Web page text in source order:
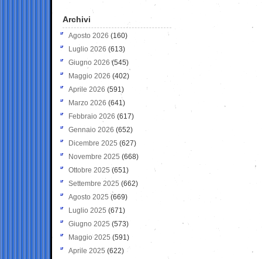
Archivi
Agosto 2026 (160)
Luglio 2026 (613)
Giugno 2026 (545)
Maggio 2026 (402)
Aprile 2026 (591)
Marzo 2026 (641)
Febbraio 2026 (617)
Gennaio 2026 (652)
Dicembre 2025 (627)
Novembre 2025 (668)
Ottobre 2025 (651)
Settembre 2025 (662)
Agosto 2025 (669)
Luglio 2025 (671)
Giugno 2025 (573)
Maggio 2025 (591)
Aprile 2025 (622)